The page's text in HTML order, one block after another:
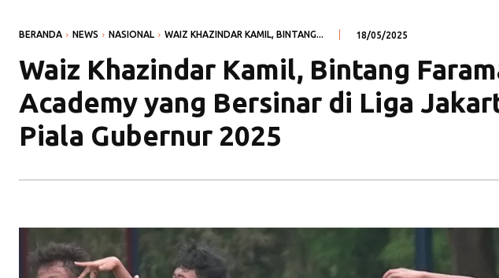
BERANDA NEWS NASIONAL WAIZ KHAZINDAR KAMIL, BINTANG... 18/05/2025
Waiz Khazindar Kamil, Bintang
Academy yang Bersinar di Liga
Piala Gubernur 2025